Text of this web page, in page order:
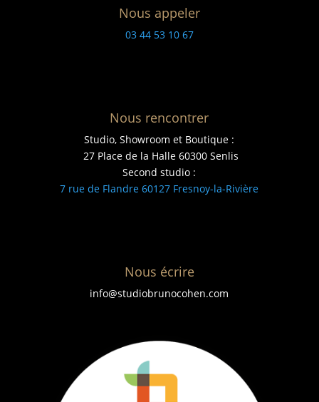
Nous appeler
03 44 53 10 67
Nous rencontrer
Studio, Showroom et Boutique :
27 Place de la Halle 60300 Senlis
Second studio :
7 rue de Flandre 60127 Fresnoy-la-Rivière
Nous écrire
info@studiobrunocohen.com